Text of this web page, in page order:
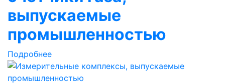
выпускаемые
промышленностью
Подробнее